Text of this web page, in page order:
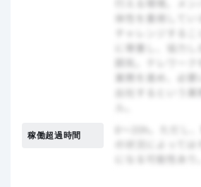
稼働超過時間